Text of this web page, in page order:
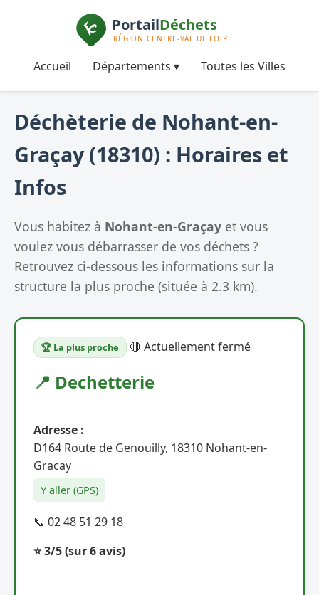
Accueil Départements ▾ Toutes les Villes
Déchèterie de Nohant-en-
Graçay (18310) : Horaires et
Infos
Vous habitez à Nohant-en-Graçay et vous
voulez vous débarrasser de vos déchets ?
Retrouvez ci-dessous les informations sur la
structure la plus proche (située à 2.3 km).
🏆 La plus proche 🔴 Actuellement fermé
📍 Dechetterie
Adresse :
D164 Route de Genouilly, 18310 Nohant-en-
Gracay
Y aller (GPS)
📞 02 48 51 29 18
⭐ 3/5(sur 6 avis)